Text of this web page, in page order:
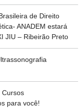
de Direito
ANADEM estará
JIU – Ribeirão Preto
Cursos
para você!